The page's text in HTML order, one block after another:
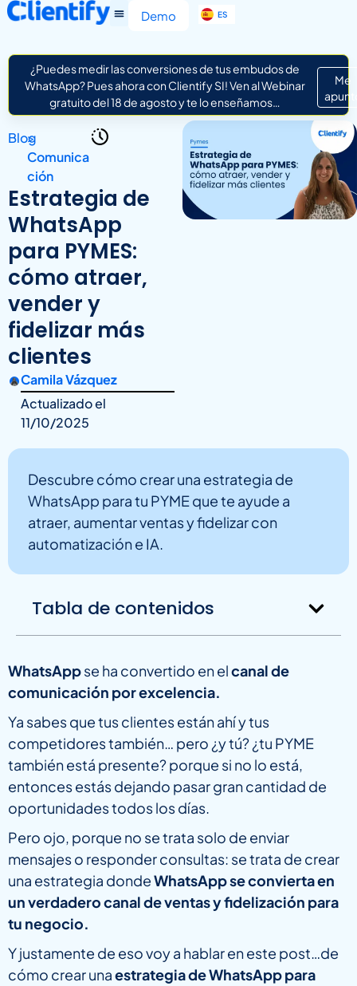
Demo ES
IT
¿Puedes medir las conversiones de tus embudos de
WhatsApp? Pues ahora con Clientify SI! Ven al Webinar
gratuito del 18 de agosto y te lo enseñamos…
Me
Blog
>
Comunica
ción
Estrategia de
WhatsApp
para PYMES:
cómo atraer,
vender y
fidelizar más
clientes
Camila Vázquez
Actualizado el
11/10/2025
Descubre cómo crear una estrategia de
WhatsApp para tu PYME que te ayude a
atraer, aumentar ventas y fidelizar con
automatización e IA.
Tabla de contenidos
WhatsAppse ha convertido en elcanal de
comunicación por excelencia.
Ya sabes que tus clientes están ahí y tus
competidores también… pero ¿y tú? ¿tu PYME
también está presente? porque si no lo está,
entonces estás dejando pasar gran cantidad de
oportunidades todos los días.
Pero ojo, porque no se trata solo de enviar
mensajes o responder consultas: se trata de crear
una estrategia dondeWhatsApp se convierta en
un verdadero canal de ventas y fidelización para
tu negocio.
Y justamente de eso voy a hablar en este post…de
cómo crear unaestrategia de WhatsApp para